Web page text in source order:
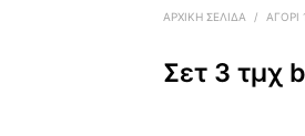
ΑΡΧΙΚΉ ΣΕΛΊΔΑ / ΑΓΟΡΙ
Σετ 3 τμχ